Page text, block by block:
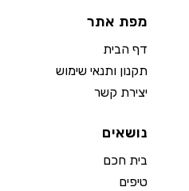
מפת אתר
דף הבית
תקנון ותנאי שימוש
יצירת קשר
נושאים
בית חכם
טיפים